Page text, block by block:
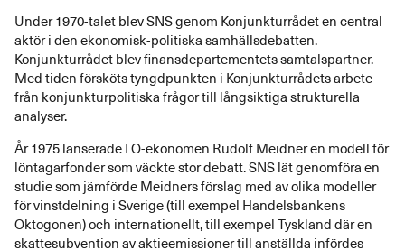
Under 1970-talet blev SNS genom Konjunkturrådet en central
aktör i den ekonomisk-politiska samhällsdebatten.
Konjunkturrådet blev finansdepartementets samtalspartner.
Med tiden försköts tyngdpunkten i Konjunkturrådets arbete
från konjunkturpolitiska frågor till långsiktiga strukturella
analyser.
År 1975 lanserade LO-ekonomen Rudolf Meidner en modell för
löntagarfonder som väckte stor debatt. SNS lät genomföra en
studie som jämförde Meidners förslag med av olika modeller
för vinstdelning i Sverige (till exempel Handelsbankens
Oktogonen) och internationellt, till exempel Tyskland där en
skattesubvention av aktieemissioner till anställda infördes